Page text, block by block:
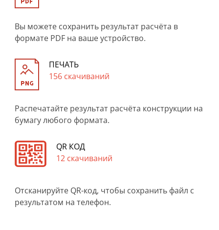
Вы можете сохранить результат расчёта в
формате PDF на ваше устройство.
ПЕЧАТЬ
156 скачиваний
Распечатайте результат расчёта конструкции на
бумагу любого формата.
QR КОД
12 скачиваний
Отсканируйте QR-код, чтобы сохранить файл с
результатом на телефон.